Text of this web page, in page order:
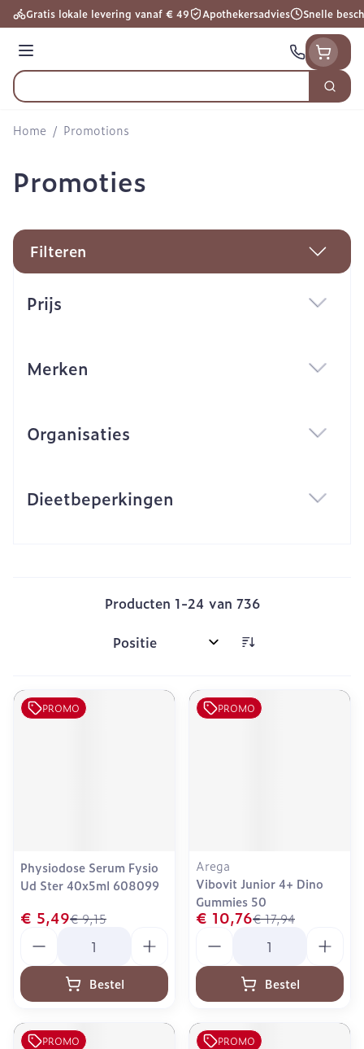
Ga naar de inhoud
Gratis lokale levering vanaf € 49 Apothekersadvies Snelle
Menu
Product, merk, categorie...
Zoek
Home / Promotions
Promoties
Filteren
Prijs
Merken
Organisaties
Dieetbeperkingen
Producten 1-24 van 736
Sorteer op:
PROMO
Physiodose Serum Fysio
Ud Ster 40x5ml 608099
€ 9,15
€ 5,49
Bestel
PROMO
Arega
Vibovit Junior 4+ Dino
Gummies 50
€ 17,94
€ 10,76
Bestel
PROMO PROMO